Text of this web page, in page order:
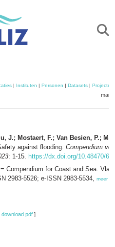
| Instituten | Personen | Datasets| Projecten
J.; Mostaert, F.; Van Besien, P.;
against flooding. Compendium
: 1-15. https://dx.doi.org/10.48470/66
Compendium for Coast and Sea.
2983-5526; e-ISSN 2983-5534, meer
download pdf ]